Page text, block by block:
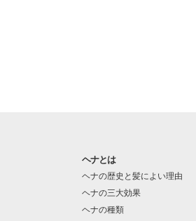
ヘナとは
ヘナの歴史と髪によい理由
ヘナの三大効果
ヘナの種類